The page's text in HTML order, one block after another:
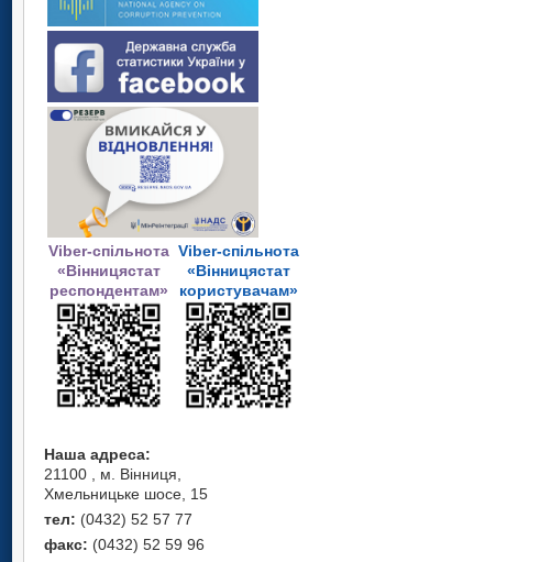
Viber-спільнота
«Вінницястат
респондентам»
Viber-спільнота
«Вінницястат
користувачам»
Наша адреса:
21100 , м. Вінниця,
Хмельницьке шосе, 15
тел: (0432) 52 57 77
факс: (0432) 52 59 96